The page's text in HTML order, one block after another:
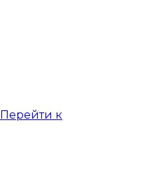
Перейти к